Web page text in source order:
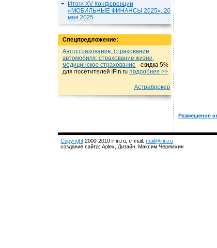
Итоги XV Конференции
«МОБИЛЬНЫЕ ФИНАНСЫ 2025», 20
мая 2025
Спецпредложение:
Автострахование, страхование
автомобиля, страхование жизни,
медицинское страхование - cкидка 5%
для посетителей iFin.ru подробнеe >>
Астраброкер
Размещение
Copyright 2000-2010 iFin.ru, e-mail: mail@ifin.ru
создание сайта: Aplex, Дизайн: Максим Черемхин